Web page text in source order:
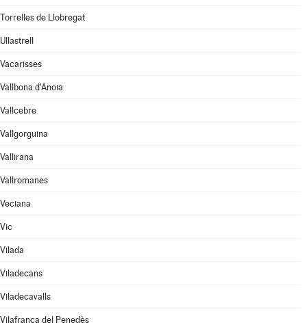
Torrelles de Llobregat
Ullastrell
Vacarisses
Vallbona d'Anoia
Vallcebre
Vallgorguina
Vallirana
Vallromanes
Veciana
Vic
Vilada
Viladecans
Viladecavalls
Vilafranca del Penedès